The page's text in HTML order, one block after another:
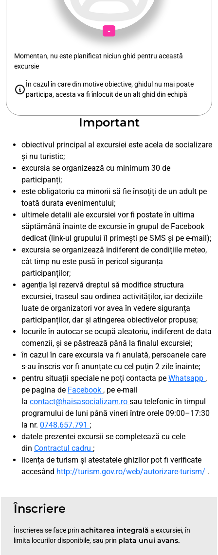
-
Momentan, nu este planificat niciun ghid pentru această
excursie
În cazul în care din motive obiective, ghidul nu mai poate
participa, acesta va fi înlocuit de un alt ghid din echipă
Important
obiectivul principal al excursiei este acela de socializare
și nu turistic;
excursia se organizează cu minimum 30 de
participanți;
este obligatoriu ca minorii să fie însoțiți de un adult pe
toată durata evenimentului;
ultimele detalii ale excursiei vor fi postate în ultima
săptămână înainte de excursie în grupul de Facebook
dedicat (link-ul grupului îl primești pe SMS și pe e-mail);
excursia se organizează indiferent de condițiile meteo,
cât timp nu este pusă în pericol siguranța
participanților;
agenția își rezervă dreptul să modifice structura
excursiei, traseul sau ordinea activităților, iar deciziile
luate de organizatori vor avea în vedere siguranța
participanților, dar și atingerea obiectivelor propuse;
locurile în autocar se ocupă aleatoriu, indiferent de data
comenzii, și se păstrează până la finalul excursiei;
în cazul în care excursia va fi anulată, persoanele care
s-au înscris vor fi anunțate cu cel puțin 2 zile înainte;
pentru situații speciale ne poți contacta pe Whatsapp ,
pe pagina de Facebook , pe e-mail
la contact@haisasocializam.ro sau telefonic în timpul
programului de luni până vineri între orele 09:00–17:30
la nr. 0748.657.791 ;
datele prezentei excursii se completează cu cele
din Contractul cadru ;
licența de turism și atestatele ghizilor pot fi verificate
accesând http://turism.gov.ro/web/autorizare-turism/ .
Înscriere
Înscrierea se face prin achitarea integrală a excursiei, în
limita locurilor disponibile, sau prin plata unui avans.